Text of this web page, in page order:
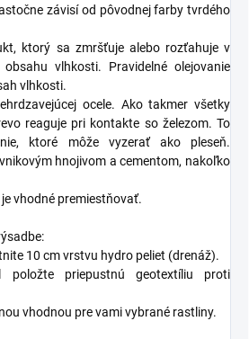
závisí od pôvodnej farby tvrdého
ktorý sa zmršťuje alebo rozťahuje v
vlhkosti. Pravidelné olejovanie
vlhkosti.
ocele. Ako takmer všetky
reaguje pri kontakte so železom. To
ktoré môže vyzerať ako pleseň.
hnojivom a cementom, nakoľko
vhodné premiestňovať.
10 cm vrstvu hydro peliet (drenáž).
položte priepustnú geotextíliu proti
vhodnou pre vami vybrané rastliny.